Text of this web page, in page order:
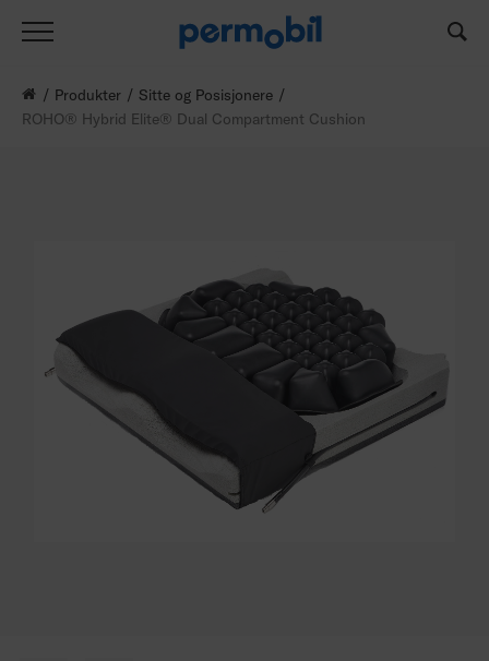
Produkter
Sitte og Posisjonere
ROHO® Hybrid Elite® Dual Compartment Cushion